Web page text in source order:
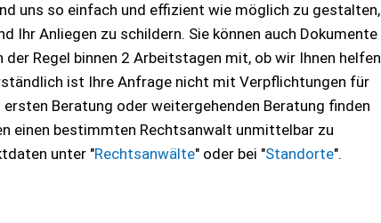
uns so einfach und effizient wie möglich zu gestalten,
Anliegen zu schildern. Sie können auch Dokumente
Regel binnen 2 Arbeitstagen mit, ob wir Ihnen helfen
ist Ihre Anfrage nicht mit Verpflichtungen für
Beratung oder weitergehenden Beratung finden
einen bestimmten Rechtsanwalt unmittelbar zu
unter "Rechtsanwälte" oder bei "Standorte".